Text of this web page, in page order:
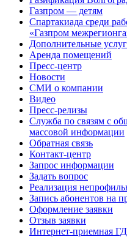
Газпром — детям
Спартакиада среди
«Газпром
Дополнительные
Аренда помещений
Пресс-центр
Новости
СМИ о компании
Видео
Пресс-релизы
Служба по связям с
массовой информации
Обратная связь
Контакт-центр
Запрос информации
Задать вопрос
Реализация
Запись абонентов на
Оформление заявки
Отзыв заявки
Интернет-приемная ГД